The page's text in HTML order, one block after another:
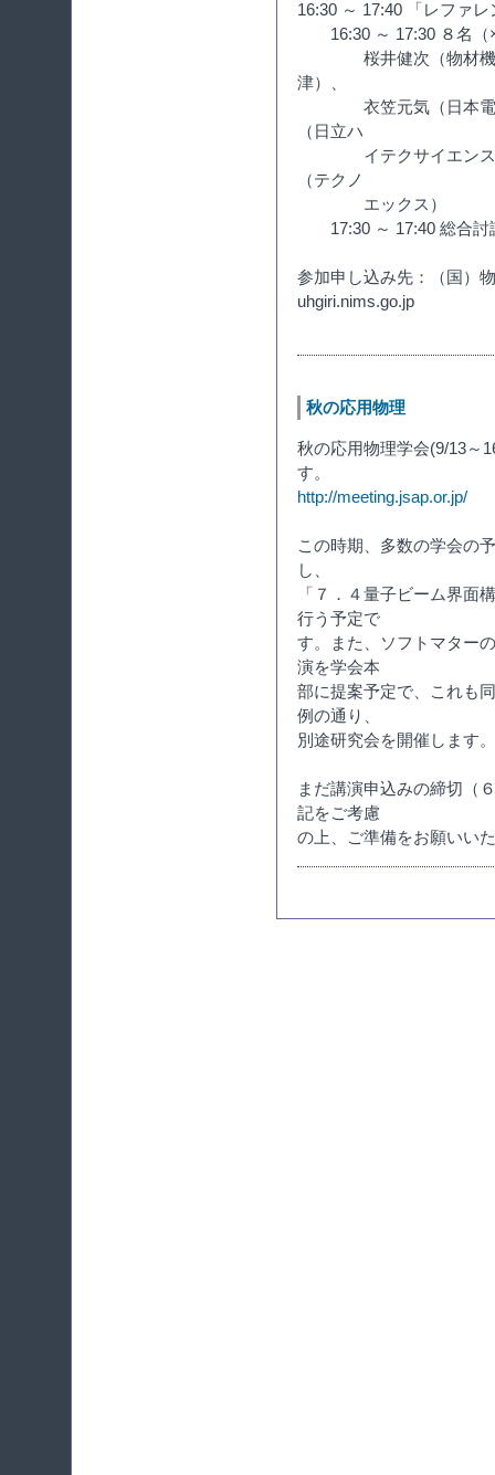
16:30 ～ 17:40 「レファ
16:30 ～ 17:30 ８名（
桜井健次（物材機構
津）、
衣笠元気（日本電子
（日立ハ
イテクサイエンス）
（テクノ
エックス）
17:30 ～ 17:40 総合討
参加申し込み先：（国）
uhgiri.nims.go.jp
秋の応用物理
秋の応用物理学会(9/13～
す。
http://meeting.jsap.or.jp/
この時期、多数の学会の
し、
「７．４量子ビーム界面
行う予定で
す。また、ソフトマター
演を学会本
部に提案予定で、これも
例の通り、
別途研究会を開催します。
まだ講演申込みの締切（
記をご考慮
の上、ご準備をお願いい